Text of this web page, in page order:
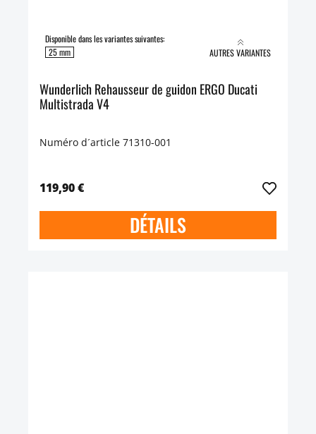
Disponible dans les variantes suivantes:
25 mm
AUTRES VARIANTES
Wunderlich Rehausseur de guidon ERGO Ducati
Multistrada V4
Numéro d´article 71310-001
119,90 €
DÉTAILS